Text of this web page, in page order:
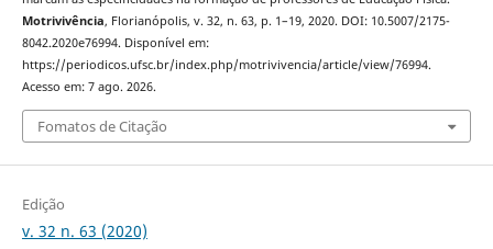
Motrivivência, Florianópolis, v. 32, n. 63, p. 1–19, 2020. DOI: 10.5007/2175-
8042.2020e76994. Disponível em:
https://periodicos.ufsc.br/index.php/motrivivencia/article/view/76994.
Acesso em: 7 ago. 2026.
Fomatos de Citação
Edição
v. 32 n. 63 (2020)